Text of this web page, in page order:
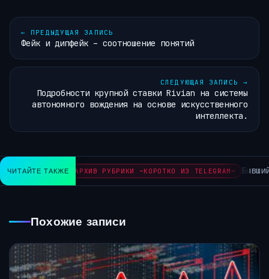
← ПРЕДЫДУЩАЯ ЗАПИСЬ
Фейк и дипфейк – соотношение понятий
СЛЕДУЮЩАЯ ЗАПИСЬ →
Подробности крупной ставки Rivian на системы
автономного вождения на основе искусственного
интеллекта.
ЧИТАЙТЕ ТАКЖЕАРХИВ РУБРИКИ ~КОРОТКО ИЗ TELEGRAM~ Бывший
Похожие записи